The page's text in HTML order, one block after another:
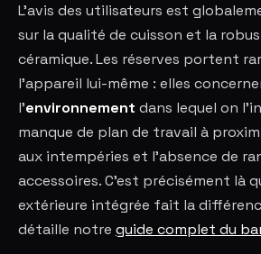
L'avis des utilisateurs est
sur la qualité de cuisson et la
céramique. Les réserves portent
l'appareil lui-même : elles
l'environnement dans lequel on
manque de plan de travail à
aux intempéries et l'absence de
accessoires. C'est précisément là
extérieure intégrée fait la
détaille notre guide complet du